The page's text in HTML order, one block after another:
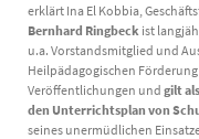
erklärt Ina El Kobbia,
Bernhard Ringbeck ist
u.a. Vorstandsmitglied und
Heilpädagogischen
Veröffentlichungen und gilt
den Unterrichtsplan von
seines unermüdlichen